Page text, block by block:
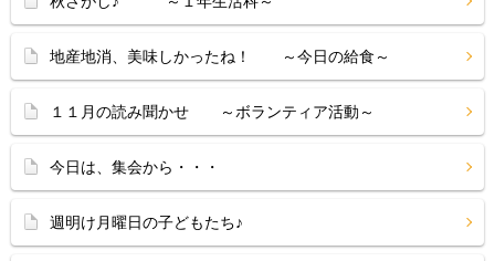
地産地消、美味しかったね！ ～今日の給食～
１１月の読み聞かせ ～ボランティア活動～
今日は、集会から・・・
週明け月曜日の子どもたち♪